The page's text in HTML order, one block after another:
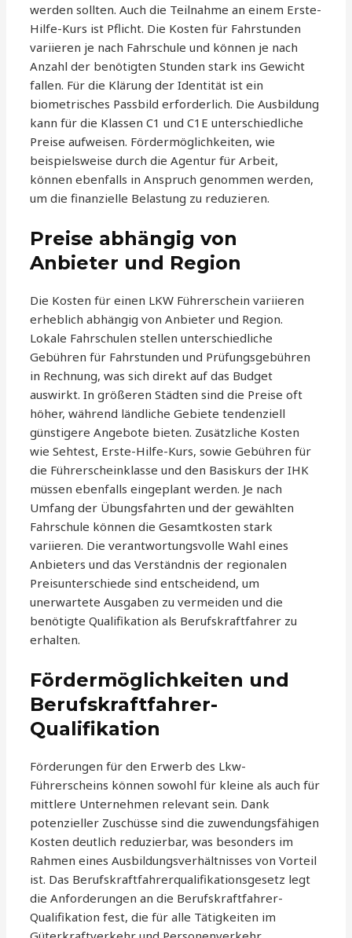
werden sollten. Auch die Teilnahme an einem Erste-
Hilfe-Kurs ist Pflicht. Die Kosten für Fahrstunden
variieren je nach Fahrschule und können je nach
Anzahl der benötigten Stunden stark ins Gewicht
fallen. Für die Klärung der Identität ist ein
biometrisches Passbild erforderlich. Die Ausbildung
kann für die Klassen C1 und C1E unterschiedliche
Preise aufweisen. Fördermöglichkeiten, wie
beispielsweise durch die Agentur für Arbeit,
können ebenfalls in Anspruch genommen werden,
um die finanzielle Belastung zu reduzieren.
Preise abhängig von
Anbieter und Region
Die Kosten für einen LKW Führerschein variieren
erheblich abhängig von Anbieter und Region.
Lokale Fahrschulen stellen unterschiedliche
Gebühren für Fahrstunden und Prüfungsgebühren
in Rechnung, was sich direkt auf das Budget
auswirkt. In größeren Städten sind die Preise oft
höher, während ländliche Gebiete tendenziell
günstigere Angebote bieten. Zusätzliche Kosten
wie Sehtest, Erste-Hilfe-Kurs, sowie Gebühren für
die Führerscheinklasse und den Basiskurs der IHK
müssen ebenfalls eingeplant werden. Je nach
Umfang der Übungsfahrten und der gewählten
Fahrschule können die Gesamtkosten stark
variieren. Die verantwortungsvolle Wahl eines
Anbieters und das Verständnis der regionalen
Preisunterschiede sind entscheidend, um
unerwartete Ausgaben zu vermeiden und die
benötigte Qualifikation als Berufskraftfahrer zu
erhalten.
Fördermöglichkeiten und
Berufskraftfahrer-
Qualifikation
Förderungen für den Erwerb des Lkw-
Führerscheins können sowohl für kleine als auch für
mittlere Unternehmen relevant sein. Dank
potenzieller Zuschüsse sind die zuwendungsfähigen
Kosten deutlich reduzierbar, was besonders im
Rahmen eines Ausbildungsverhältnisses von Vorteil
ist. Das Berufskraftfahrerqualifikationsgesetz legt
die Anforderungen an die Berufskraftfahrer-
Qualifikation fest, die für alle Tätigkeiten im